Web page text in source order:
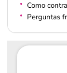
Como
Perguntas